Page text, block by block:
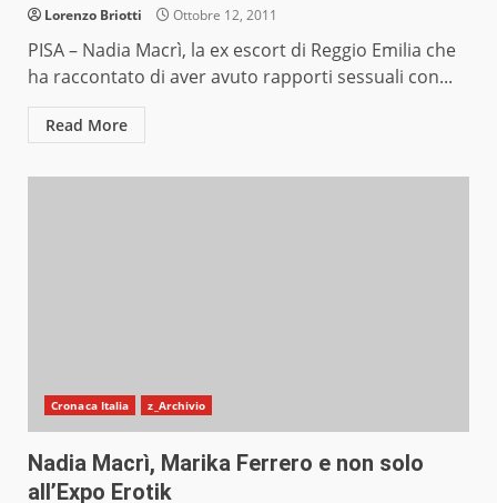
Lorenzo Briotti Ottobre 12, 2011
PISA – Nadia Macrì, la ex escort di Reggio Emilia che
ha raccontato di aver avuto rapporti sessuali con...
Read More
Cronaca Italia z_Archivio
Nadia Macrì, Marika Ferrero e non solo
all’Expo Erotik